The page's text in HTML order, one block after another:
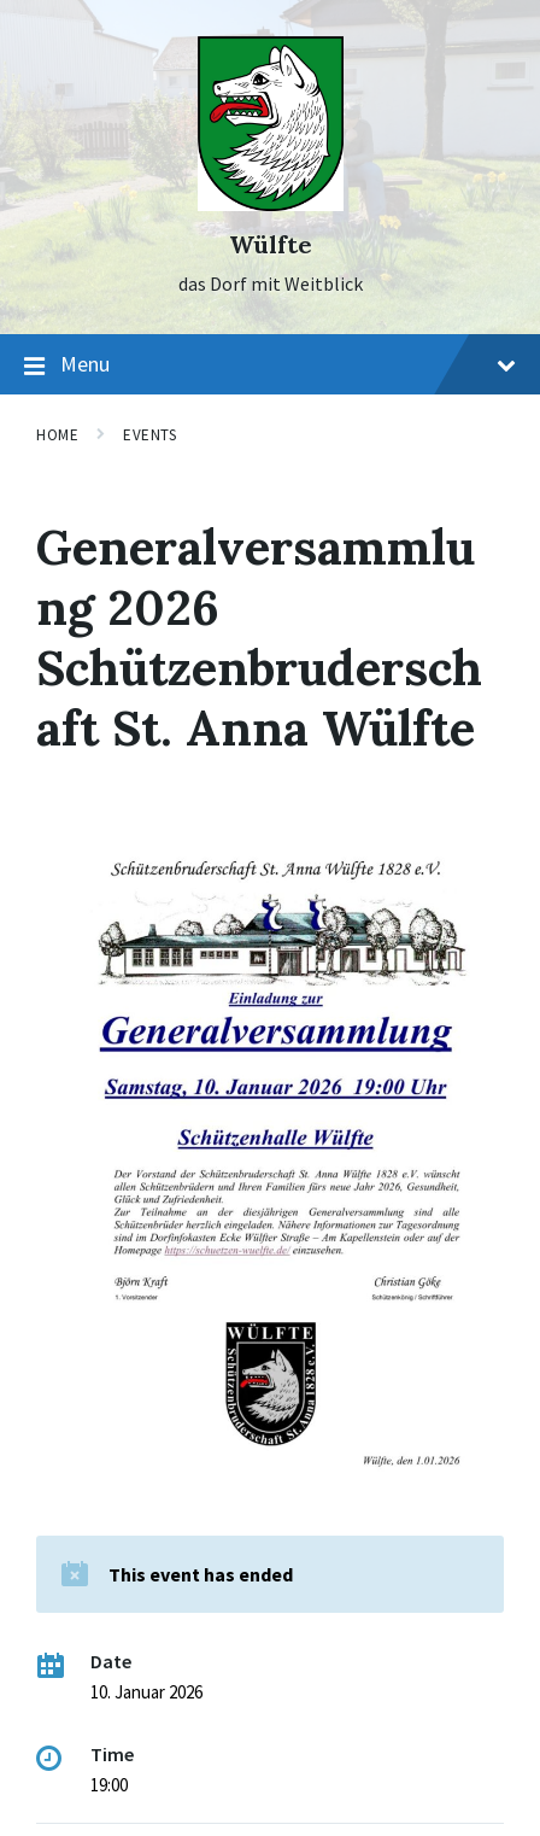
Wülfte
das Dorf mit Weitblick
Menu
HOME EVENTS
Generalversammlu
ng 2026
Schützenbrudersch
aft St. Anna Wülfte
This event has ended
Date
10. Januar 2026
Time
19:00